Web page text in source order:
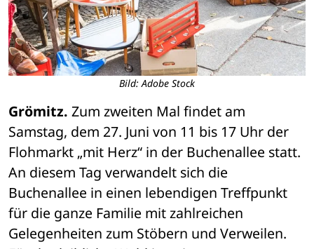
Bild: Adobe Stock
Grömitz. Zum zweiten Mal findet am
Samstag, dem 27. Juni von 11 bis 17 Uhr der
Flohmarkt „mit Herz“ in der Buchenallee statt.
An diesem Tag verwandelt sich die
Buchenallee in einen lebendigen Treffpunkt
für die ganze Familie mit zahlreichen
Gelegenheiten zum Stöbern und Verweilen.